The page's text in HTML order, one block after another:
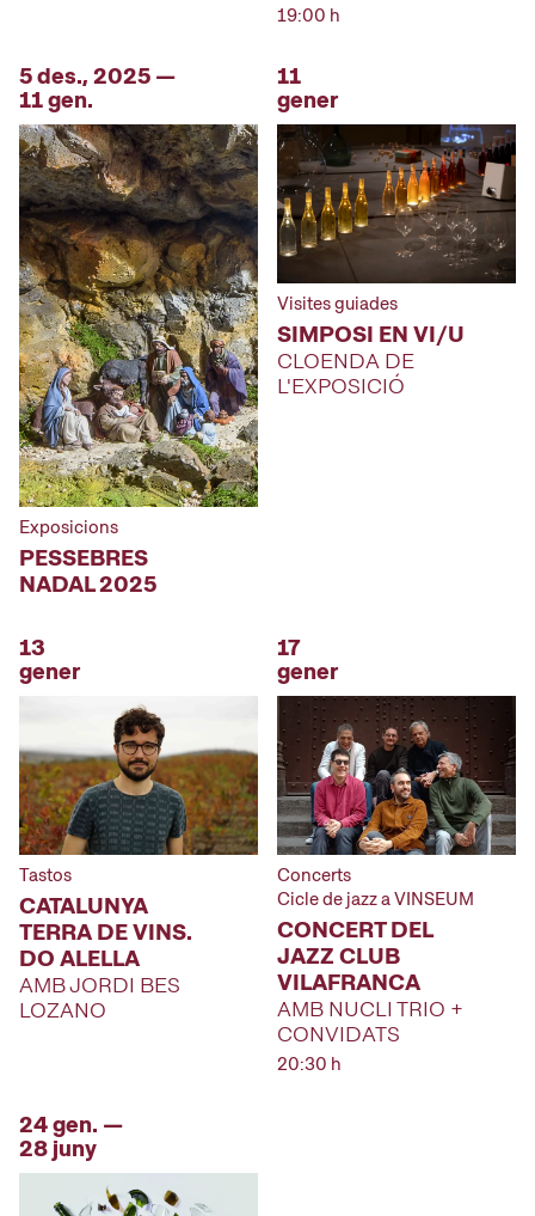
19:00 h
5 des., 2025 —
11 gen.
Exposicions
PESSEBRES
NADAL 2025
11
gener
Visites guiades
SIMPOSI EN VI/U
CLOENDA DE
L'EXPOSICIÓ
13
gener
Tastos
CATALUNYA
TERRA DE VINS.
DO ALELLA
AMB JORDI BES
LOZANO
17
gener
Concerts
Cicle de jazz a VINSEUM
CONCERT DEL
JAZZ CLUB
VILAFRANCA
AMB NUCLI TRIO +
CONVIDATS
20:30 h
24 gen. —
28 juny